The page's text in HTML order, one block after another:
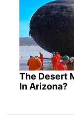
The Desert
In Arizona?